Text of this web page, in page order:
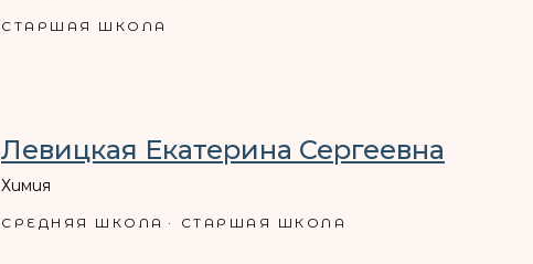
СТАРШАЯ ШКОЛА
Левицкая Екатерина Сергеевна
Химия
СРЕДНЯЯ ШКОЛА СТАРШАЯ ШКОЛА